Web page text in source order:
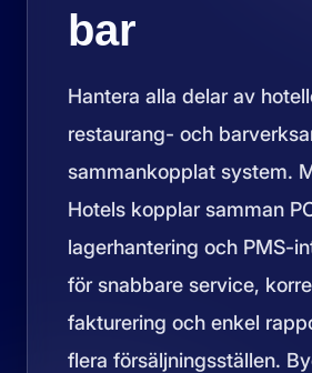
bar
Hantera alla delar av
restaurang- och
sammankopplat system.
Hotels kopplar samman
lagerhantering och PMS-
för snabbare service,
fakturering och enkel
flera försäljningsställen.